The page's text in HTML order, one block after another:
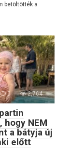
betöltötték a
0 2,764
NEM
a bátyja új
előtt